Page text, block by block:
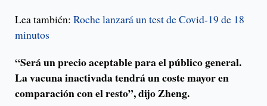
Lea también: Roche lanzará un test de Covid-19 de 18
minutos
“Será un precio aceptable para el público general.
La vacuna inactivada tendrá un coste mayor en
comparación con el resto”, dijo Zheng.